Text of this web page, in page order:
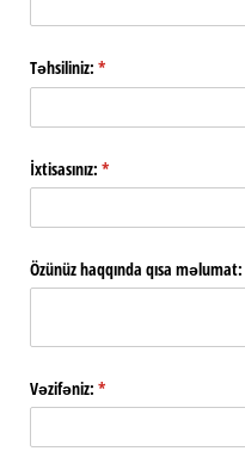
Təhsiliniz: *
(required)
İxtisasınız: *
(required)
Özünüz haqqında qısa məlumat:
Vəzifəniz: *
(required)